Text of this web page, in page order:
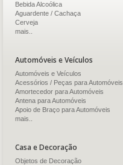
Bebida Alcoólica
Aguardente / Cachaça
Cerveja
mais..
Automóveis e Veículos
Automóveis e Veículos
Acessórios / Peças para Automóveis
Amortecedor para Automóveis
Antena para Automóveis
Apoio de Braço para Automóveis
mais..
Casa e Decoração
Objetos de Decoração